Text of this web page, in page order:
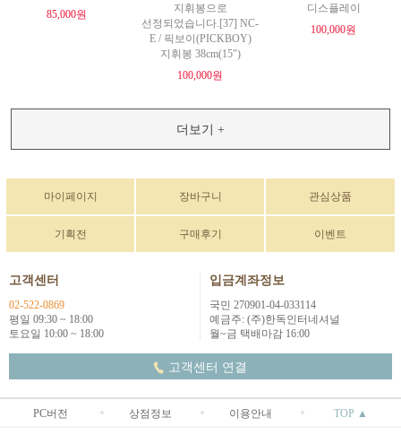
85,000원
지휘봉으로
선정되었습니다.[37] NC-
E / 픽보이(PICKBOY)
지휘봉 38cm(15")
100,000원
디스플레이
100,000원
더보기 +
마이페이지 장바구니 관심상품
기획전 구매후기 이벤트
고객센터
02-522-0869
평일 09:30 ~ 18:00
토요일 10:00 ~ 18:00
입금계좌정보
국민 270901-04-033114
예금주: (주)한독인터네셔널
월~금 택배마감 16:00
고객센터 연결
PC버전 상점정보 이용안내 TOP ▲